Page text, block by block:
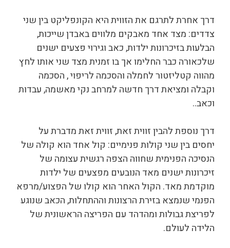
דרך אחרת לתרגם את הזווית היא הקונפליקט בין שני
צדדים: מצד אחד מאבקים מלווים באבדן שייכות,
הבלעות בזיכרונות ילדות, כאב וגירוי פצעים ישנים
שלכאורה כבר החלימו אך בו זמנית מצד שני אותו לחץ
מהווה קטליזטור לחמלה והסכמה לריפוי , הסכמה
וקבלה ומציאת דרך חדשה למרחב נקי מאשמה, עבדות
וכאב..
דרך נוספת להבין זווית זאת, זווית זאת מדברת על
יחסים בין שני קולות פנימיים: קול אחד הוא קולה של
הנסיכה הפנימית שחווה הצפה רגשית עצומה של
זיכרונות ישנים מאד הנובעים מפצעים של ילדות
מוקדמת מאד. הקול האחר הוא קולו של הפצוע/מרפא
הפנמי שנמצא בזירת הרצונות וההתחלות, הכאב שנוגע
לפריצת גבולות ומהדהד עם הפריצה הראשונית של
הלידה לעולם.